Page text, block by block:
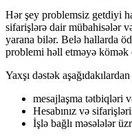
Hər şey problemsiz getdiyi
sifarişlərə dair mübahisələr
yarana bilər. Belə hallarda
problemi həll etməyə kömək
Yaxşı dəstək
mesajlaşma tətbiqləri
Hesabınız və
İşlə bağlı məsələlər